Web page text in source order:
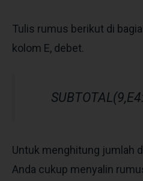
Tulis rumus berikut di
kolom E, debet.
Untuk menghitung jumlah
Anda cukup menyalin